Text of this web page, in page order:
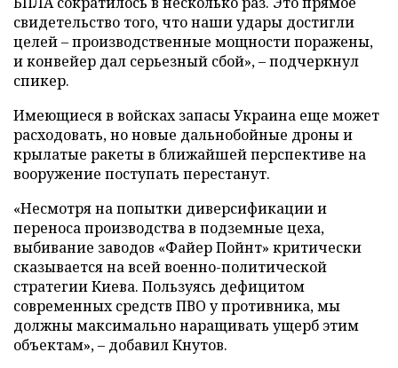
свидетельство того, что наши удары достигли
целей – производственные мощности поражены,
и конвейер дал серьезный сбой», – подчеркнул
спикер.
Имеющиеся в войсках запасы Украина еще может
расходовать, но новые дальнобойные дроны и
крылатые ракеты в ближайшей перспективе на
вооружение поступать перестанут.
«Несмотря на попытки диверсификации и
переноса производства в подземные цеха,
выбивание заводов «Файер Пойнт» критически
сказывается на всей военно-политической
стратегии Киева. Пользуясь дефицитом
современных средств ПВО у противника, мы
должны максимально наращивать ущерб этим
объектам», – добавил Кнутов.